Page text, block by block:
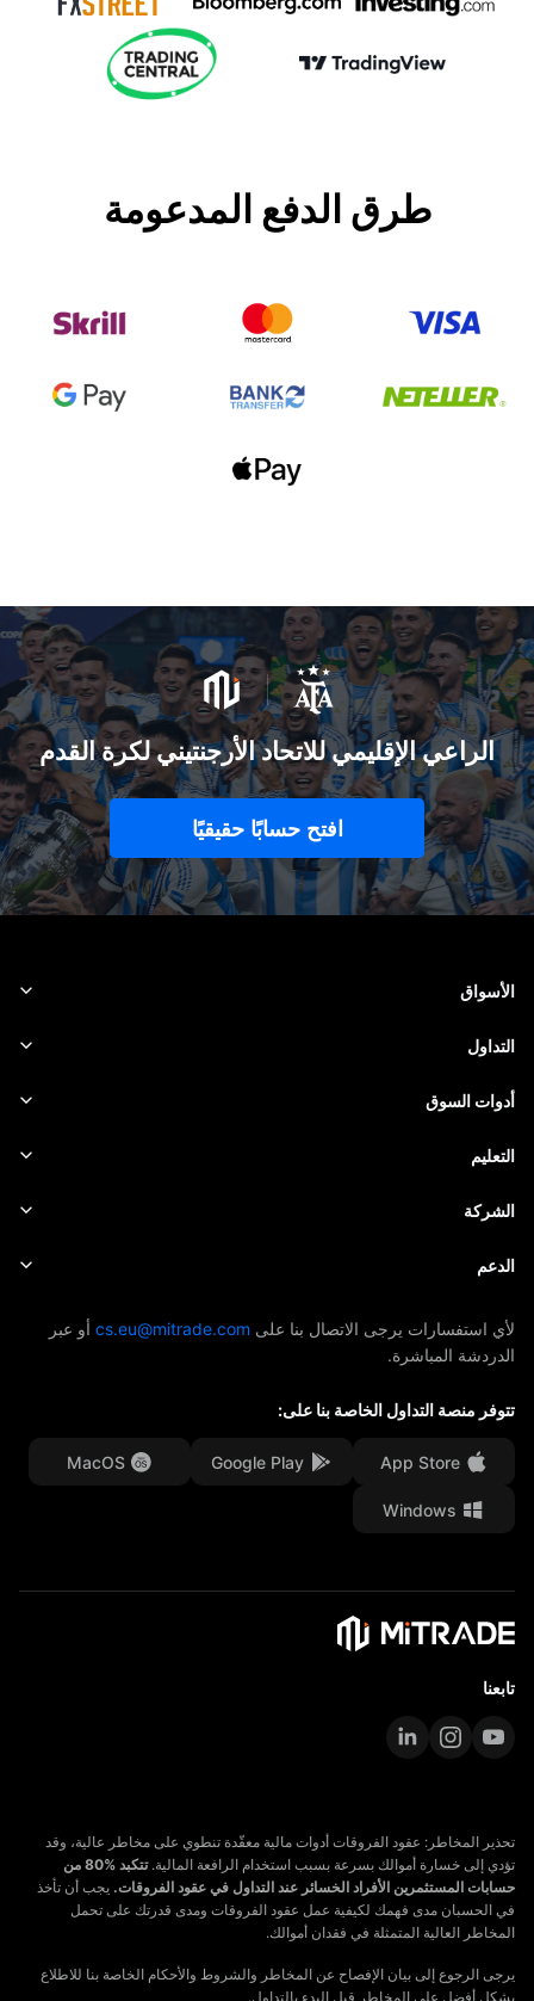
طرق الدفع المدعومة
الراعي الإقليمي للاتحاد الأرجنتيني لكرة القدم
افتح حسابًا حقيقيًا
الأسواق
الفوركس
السلع
التداول
منصة التداول
إدارة المخاطر
أدوات السوق
التقويم الاقتصادي
الأخبار
التعليم
الأساسيات
EBook
الشركة
حول Mitrade
جوائزنا
مركز الوسائط
فرص العمل
المستندات القانونية
الدعم
تواصل معنا
مركز المساعدة
الأسئلة الشائعة
لأي استفسارات يرجى الاتصال بنا على cs.eu@mitrade.com أو عبر
الدردشة المباشرة.
تتوفر منصة التداول الخاصة بنا على:
App Store
Google Play
MacOS
Windows
تابعنا
تحذير المخاطر: عقود الفروقات أدوات مالية معقّدة تنطوي على مخاطر عالية، وقد
تؤدي إلى خسارة أموالك بسرعة بسبب استخدام الرافعة المالية.
تتكبد %80 من
حسابات المستثمرين الأفراد الخسائر عند التداول في عقود الفروقات. يجب أن تأخذ
في الحسبان مدى فهمك لكيفية عمل عقود الفروقات ومدى قدرتك على تحمل
المخاطر العالية المتمثلة في فقدان أموالك.
يرجى الرجوع إلى بيان الإفصاح عن المخاطر والشروط والأحكام الخاصة بنا للاطلاع
بشكل أفضل على المخاطر قبل البدء بالتداول.